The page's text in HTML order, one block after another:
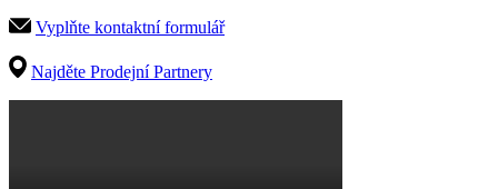
Vyplňte kontaktní formulář
Najděte Prodejní Partnery